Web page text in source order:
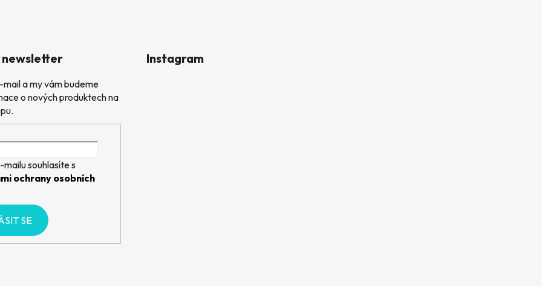
a my vám budeme
o nových produktech na
souhlasíte s
ochrany osobních
SE
Instagram